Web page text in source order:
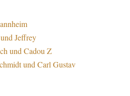
Jeffrey
und Cadou Z
und Carl Gustav